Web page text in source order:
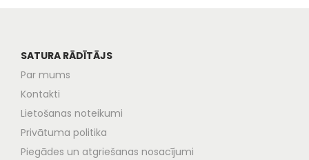
SATURA RĀDĪTĀJS
Par mums
Kontakti
Lietošanas noteikumi
Privātuma politika
Piegādes un atgriešanas nosacījumi